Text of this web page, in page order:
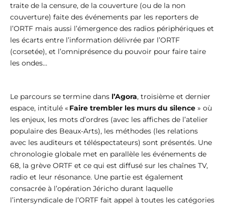
traite de la censure, de la couverture (ou de la non
couverture) faite des événements par les reporters de
l’ORTF mais aussi l’émergence des radios périphériques et
les écarts entre l’information délivrée par l’ORTF
(corsetée), et l’omniprésence du pouvoir pour faire taire
les ondes…
Le parcours se termine dans l’Agora, troisième et dernier
espace, intitulé « Faire trembler les murs du silence » où
les enjeux, les mots d’ordres (avec les affiches de l’atelier
populaire des Beaux-Arts), les méthodes (les relations
avec les auditeurs et téléspectateurs) sont présentés. Une
chronologie globale met en parallèle les événements de
68, la grève ORTF et ce qui est diffusé sur les chaînes TV,
radio et leur résonance. Une partie est également
consacrée à l’opération Jéricho durant laquelle
l’intersyndicale de l’ORTF fait appel à toutes les catégories